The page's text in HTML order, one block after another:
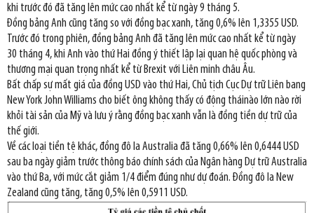
khi trước đó đã tăng lên mức cao nhất kể từ ngày 9 tháng 5.
Đồng bảng Anh cũng tăng so với đồng bạc xanh, tăng 0,6% lên 1,3355 USD.
Trước đó trong phiên, đồng bảng Anh đã tăng lên mức cao nhất kể từ ngày
30 tháng 4, khi Anh vào thứ Hai đồng ý thiết lập lại quan hệ quốc phòng và
thương mại quan trọng nhất kể từ Brexit với Liên minh châu Âu.
Bất chấp sự mất giá của đồng USD vào thứ Hai, Chủ tịch Cục Dự trữ Liên bang
New York John Williams cho biết ông không thấy có động tháinào lớn nào rời
khỏi tài sản của Mỹ và lưu ý rằng đồng bạc xanh vẫn là đồng tiền dự trữ của
thế giới.
Về các loại tiền tệ khác, đồng đô la Australia đã tăng 0,66% lên 0,6444 USD
sau ba ngày giảm trước thông báo chính sách của Ngân hàng Dự trữ Australia
vào thứ Ba, với mức cắt giảm 1/4 điểm đúng như dự đoán. Đồng đô la New
Zealand cũng tăng, tăng 0,5% lên 0,5911 USD.